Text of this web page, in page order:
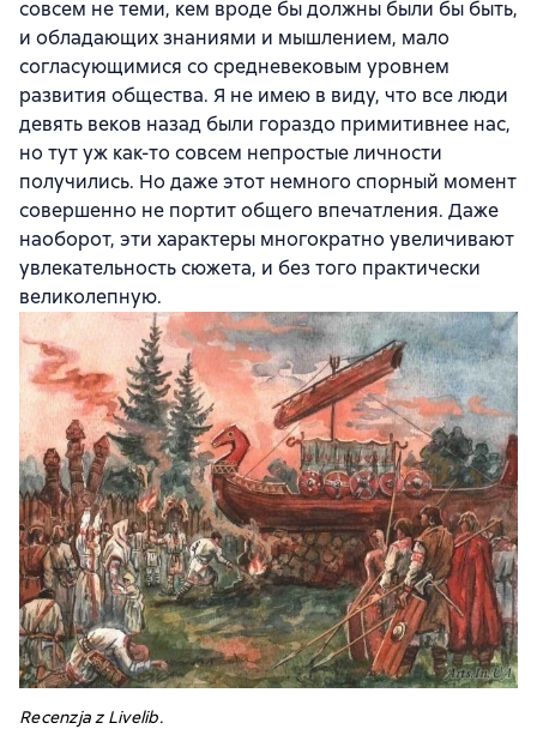
совсем не теми, кем вроде бы должны были бы быть,
и обладающих знаниями и мышлением, мало
согласующимися со средневековым уровнем
развития общества. Я не имею в виду, что все люди
девять веков назад были гораздо примитивнее нас,
но тут уж как-то совсем непростые личности
получились. Но даже этот немного спорный момент
совершенно не портит общего впечатления. Даже
наоборот, эти характеры многократно увеличивают
увлекательность сюжета, и без того практически
великолепную.
Recenzja z Livelib.